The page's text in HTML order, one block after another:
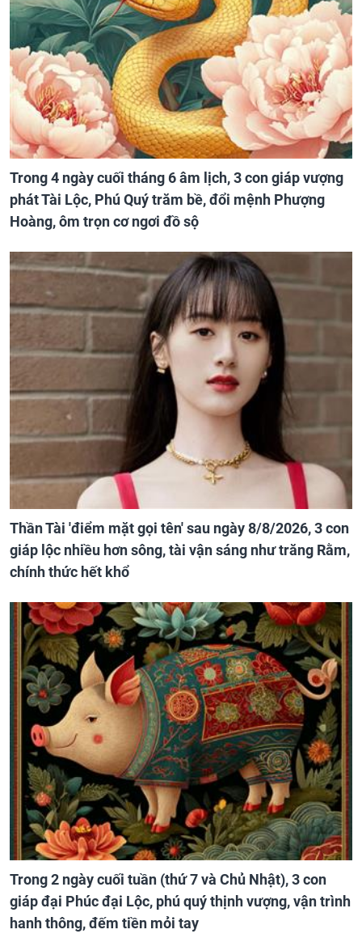
Trong 4 ngày cuối tháng 6 âm lịch, 3 con giáp vượng
phát Tài Lộc, Phú Quý trăm bề, đổi mệnh Phượng
Hoàng, ôm trọn cơ ngơi đồ sộ
Thần Tài 'điểm mặt gọi tên' sau ngày 8/8/2026, 3 con
giáp lộc nhiều hơn sông, tài vận sáng như trăng Rằm,
chính thức hết khổ
Trong 2 ngày cuối tuần (thứ 7 và Chủ Nhật), 3 con
giáp đại Phúc đại Lộc, phú quý thịnh vượng, vận trình
hanh thông, đếm tiền mỏi tay